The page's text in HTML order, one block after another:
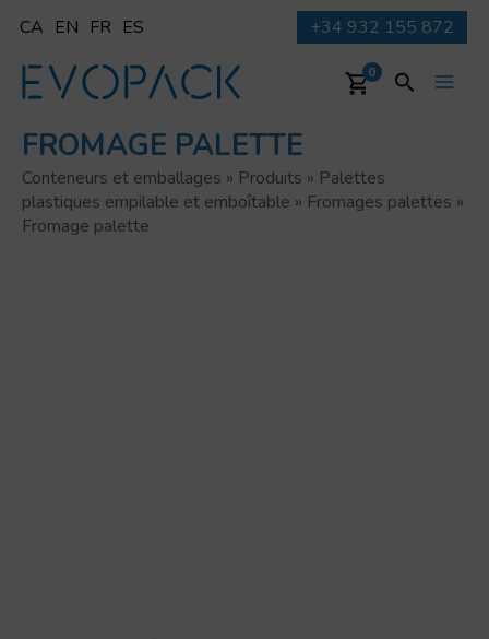
contenu
CA EN FR ES +34 932 155 872
0
FROMAGE PALETTE
Conteneurs et emballages » Produits » Palettes
plastiques empilable et emboîtable » Fromages palettes »
Fromage palette